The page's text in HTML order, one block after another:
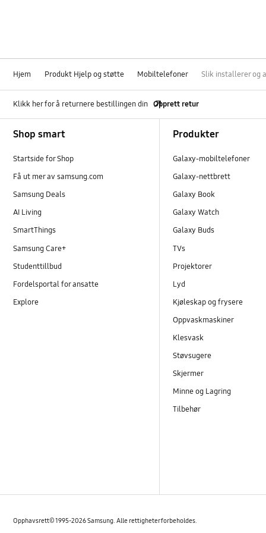
Hjem Produkt Hjelp og støtte Mobiltelefoner Slik installerer og
Klikk her for å returnere bestillingen din Opprett retur
Shop smart
Startside for Shop
Få ut mer av samsung.com
Samsung Deals
AI Living
SmartThings
Samsung Care+
Studenttillbud
Fordelsportal for ansatte
Explore
Produkter
Galaxy-mobiltelefoner
Galaxy-nettbrett
Galaxy Book
Galaxy Watch
Galaxy Buds
TVs
Projektorer
Lyd
Kjøleskap og frysere
Oppvaskmaskiner
Klesvask
Støvsugere
Skjermer
Minne og Lagring
Tilbehør
Opphavsrett© 1995-2026 Samsung. Alle rettigheter forbeholdes.